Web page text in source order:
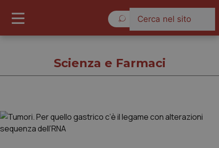
Scienza e Farmaci